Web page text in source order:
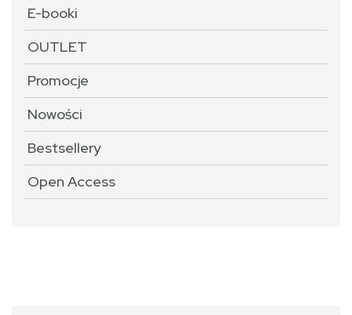
E-booki
OUTLET
Promocje
Nowości
Bestsellery
Open Access